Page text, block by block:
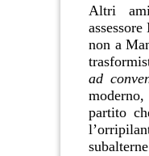
Altri
non a
ad
partito